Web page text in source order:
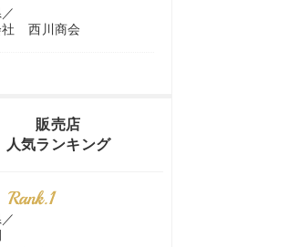
社 西川商会
ンクス
社 ヨダ兄弟商会
販売店
人気ランキング